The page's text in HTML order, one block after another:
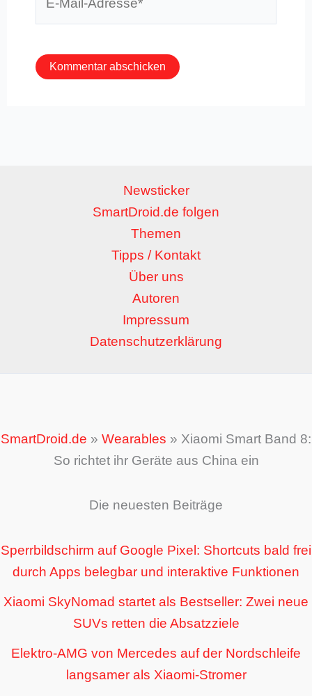
Newsticker
SmartDroid.de folgen
Themen
Tipps / Kontakt
Über uns
Autoren
Impressum
Datenschutzerklärung
SmartDroid.de » Wearables » Xiaomi Smart Band 8:
So richtet ihr Geräte aus China ein
Die neuesten Beiträge
Sperrbildschirm auf Google Pixel: Shortcuts bald frei
durch Apps belegbar und interaktive Funktionen
Xiaomi SkyNomad startet als Bestseller: Zwei neue
SUVs retten die Absatzziele
Elektro-AMG von Mercedes auf der Nordschleife
langsamer als Xiaomi-Stromer